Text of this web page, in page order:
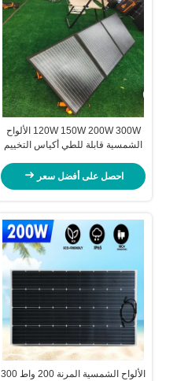
120W 150W 200W 300W الألواح
الشمسية قابلة للطي أكياس التخييم
احصل على أفضل سعر
الألواح الشمسية المرنة 200 واط 300